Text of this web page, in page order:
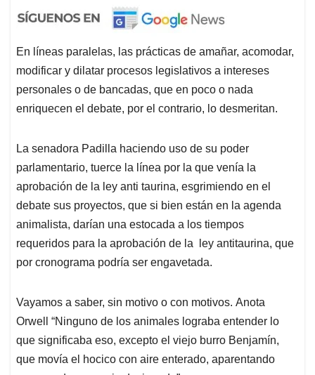
En líneas paralelas, las prácticas de amañar, acomodar,
modificar y dilatar procesos legislativos a intereses
personales o de bancadas, que en poco o nada
enriquecen el debate, por el contrario, lo desmeritan.
La senadora Padilla haciendo uso de su poder
parlamentario, tuerce la línea por la que venía la
aprobación de la ley anti taurina, esgrimiendo en el
debate sus proyectos, que si bien están en la agenda
animalista, darían una estocada a los tiempos
requeridos para la aprobación de la ley antitaurina, que
por cronograma podría ser engavetada.
Vayamos a saber, sin motivo o con motivos. Anota
Orwell “Ninguno de los animales lograba entender lo
que significaba eso, excepto el viejo burro Benjamín,
que movía el hocico con aire enterado, aparentando